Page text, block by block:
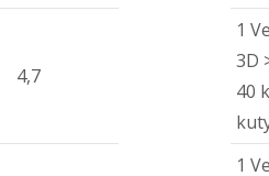
4,7
1
3D
40
1